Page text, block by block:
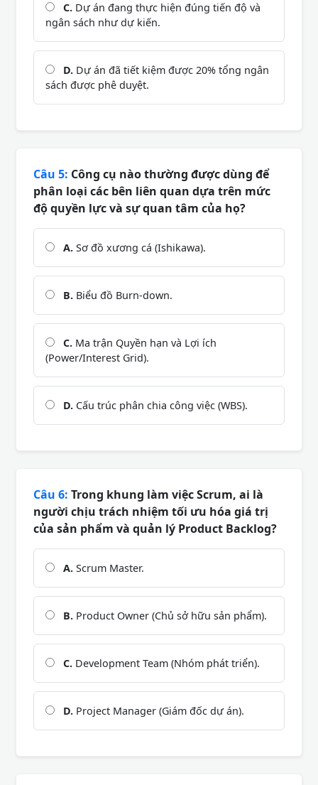
C. Dự án đang thực hiện đúng tiến độ và
ngân sách như dự kiến.
D. Dự án đã tiết kiệm được 20% tổng ngân
sách được phê duyệt.
Câu 5: Công cụ nào thường được dùng để
phân loại các bên liên quan dựa trên mức
độ quyền lực và sự quan tâm của họ?
A. Sơ đồ xương cá (Ishikawa).
B. Biểu đồ Burn-down.
C. Ma trận Quyền hạn và Lợi ích
(Power/Interest Grid).
D. Cấu trúc phân chia công việc (WBS).
Câu 6: Trong khung làm việc Scrum, ai là
người chịu trách nhiệm tối ưu hóa giá trị
của sản phẩm và quản lý Product Backlog?
A. Scrum Master.
B. Product Owner (Chủ sở hữu sản phẩm).
C. Development Team (Nhóm phát triển).
D. Project Manager (Giám đốc dự án).